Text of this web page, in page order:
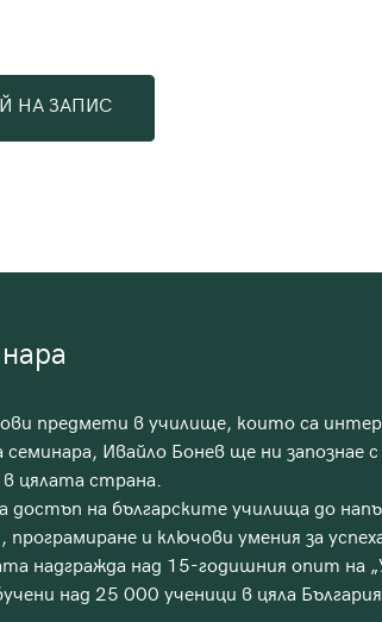
НА ЗАПИС
предмети в училище, които са
семинара, Ивайло Бонев ще ни запознае
цялата страна.
достъп на българските училища до
програмиране и ключови умения за
надгражда над 15-годишния опит на
над 25 000 ученици в цяла